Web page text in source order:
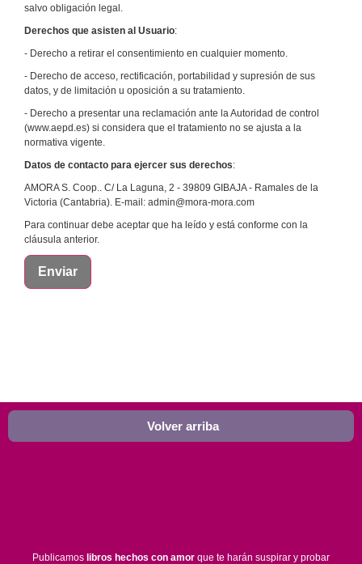
salvo obligación legal.
Derechos que asisten al Usuario:
- Derecho a retirar el consentimiento en cualquier momento.
- Derecho de acceso, rectificación, portabilidad y supresión de sus
datos, y de limitación u oposición a su tratamiento.
- Derecho a presentar una reclamación ante la Autoridad de control
(www.aepd.es) si considera que el tratamiento no se ajusta a la
normativa vigente.
Datos de contacto para ejercer sus derechos:
AMORA S. Coop.. C/ La Laguna, 2 - 39809 GIBAJA - Ramales de la
Victoria (Cantabria). E-mail: admin@mora-mora.com
Para continuar debe aceptar que ha leído y está conforme con la
cláusula anterior.
Volver arriba
Publicamos libros hechos con amor que te harán suspirar y probar